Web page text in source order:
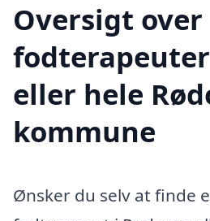
Oversigt over
eller hele
kommune
Ønsker du selv at finde